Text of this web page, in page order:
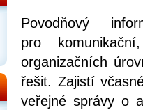
Povodňový
pro
organizačních
řešit. Zajistí
veřejné správy o